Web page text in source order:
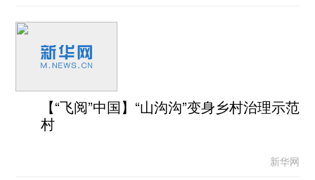
【“飞阅”中国】“山沟沟”变身乡村治理示范
村
新华网